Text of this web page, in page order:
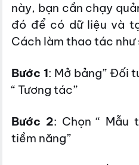
này, bạn cần chạy
đó để có dữ liệu và
Cách làm thao tác như
Bước 1: Mở bảng” Đối
“ Tương tác”
Bước 2: Chọn “ Mẫu
tiềm năng”